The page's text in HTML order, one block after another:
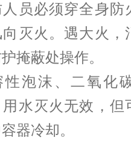
员必须穿全身防
向灭火。遇大火
掩蔽处操作。
性泡沫、二氧化
用水灭火无效，但
器冷却。